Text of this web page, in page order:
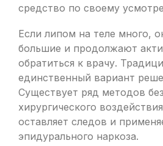
средство по своему
Если липом на теле много,
большие и продолжают
обратиться к врачу.
единственный вариант
Существует ряд методов
хирургического
оставляет следов и
эпидурального наркоза.